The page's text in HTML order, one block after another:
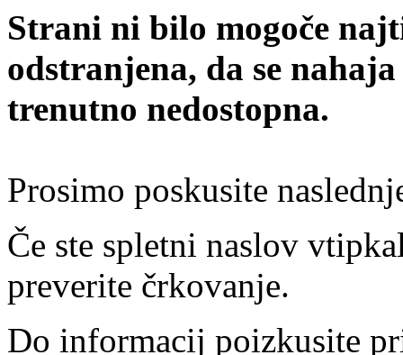
Strani ni bilo mogoče
odstranjena, da se
trenutno nedostopna.
Prosimo poskusite
Če ste spletni naslov
preverite črkovanje.
Do informacij poizkusite